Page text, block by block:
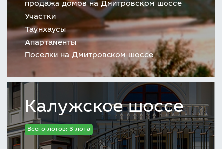
продажа домов на Дмитровском шоссе
Участки
Таунхаусы
Апартаменты
Поселки на Дмитровском шоссе
Калужское шоссе
Всего лотов: 3 лота